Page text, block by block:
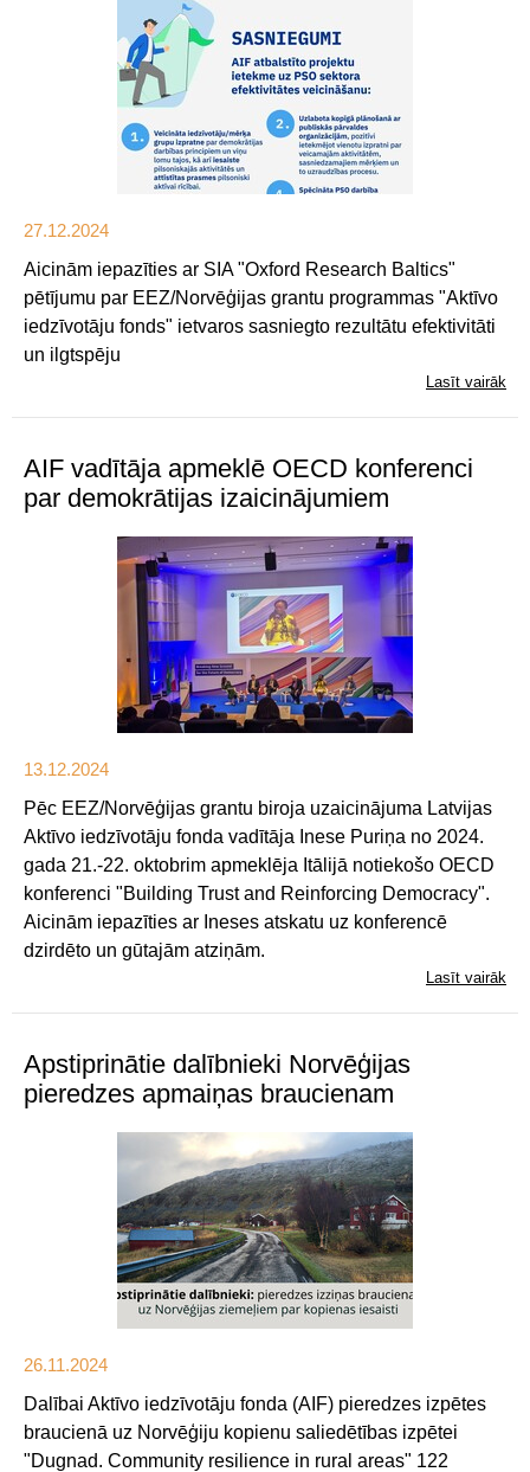
27.12.2024
Aicinām iepazīties ar SIA "Oxford Research Baltics"
pētījumu par EEZ/Norvēģijas grantu programmas "Aktīvo
iedzīvotāju fonds" ietvaros sasniegto rezultātu efektivitāti
un ilgtspēju
Lasīt vairāk
AIF vadītāja apmeklē OECD konferenci
par demokrātijas izaicinājumiem
13.12.2024
Pēc EEZ/Norvēģijas grantu biroja uzaicinājuma Latvijas
Aktīvo iedzīvotāju fonda vadītāja Inese Puriņa no 2024.
gada 21.-22. oktobrim apmeklēja Itālijā notiekošo OECD
konferenci "Building Trust and Reinforcing Democracy".
Aicinām iepazīties ar Ineses atskatu uz konferencē
dzirdēto un gūtajām atziņām.
Lasīt vairāk
Apstiprinātie dalībnieki Norvēģijas
pieredzes apmaiņas braucienam
26.11.2024
Dalībai Aktīvo iedzīvotāju fonda (AIF) pieredzes izpētes
braucienā uz Norvēģiju kopienu saliedētības izpētei
"Dugnad. Community resilience in rural areas" 122